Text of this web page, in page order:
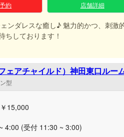
約 店舗詳細
ダレスな癒し♪ 魅力的かつ、刺激的な
ちしております！
ェアチャイルド）神田東口ルー
型
15,000
4:00 (受付 11:30 ~ 3:00)